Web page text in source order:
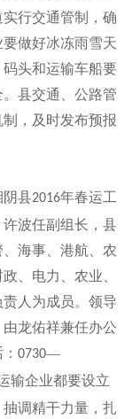
行交通管制，确
做好冰冻雨雪天
头和运输车船要
县交通、公路管
，及时发布预报
阴县2016年春运工
波任副组长，县
海事、港航、农
、电力、农业、
人为成员。领导
龙佑祥兼任办公
0730—
输企业都要设立
调精干力量，扎